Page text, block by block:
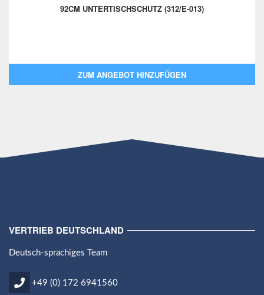
92CM UNTERTISCHSCHUTZ (312/E-013)
ZUM ANGEBOT HINZUFÜGEN
VERTRIEB DEUTSCHLAND
Deutsch-sprachiges Team
+49 (0) 172 6941560